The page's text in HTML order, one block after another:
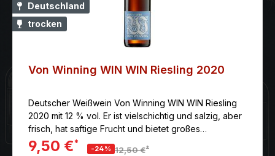
Deutschland
trocken
Von Winning WIN WIN Riesling 2020
Deutscher Weißwein Von Winning WIN WIN Riesling
2020 mit 12 % vol. Er ist vielschichtig und salzig, aber
frisch, hat saftige Frucht und bietet großes
Trinkvergnügen.
9,50 €*
-24% 12,50 €*